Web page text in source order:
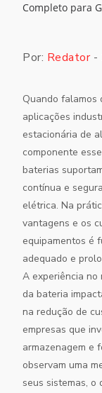
Por: Redator-
Quando falamos
aplicações
estacionária de
componente
baterias
contínua e
elétrica. Na
vantagens e os
equipamentos é
adequado e
A experiência no
da bateria
na redução de
empresas que
armazenagem e
observam uma
seus sistemas, o